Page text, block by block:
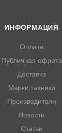
ИНФОРМАЦИЯ
Оплата
Публичная офрета
Доставка
Марки техники
Производители
Новости
Статьи